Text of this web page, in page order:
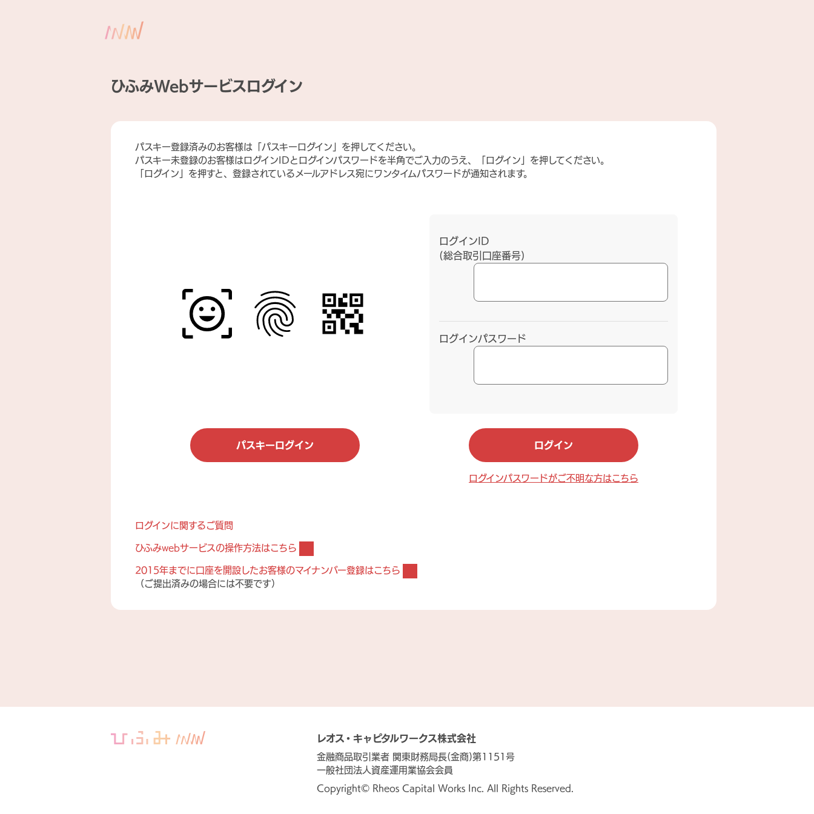
ひふみWebサービスログイン
パスキー登録済みのお客様は「パスキーログイン」を押してください。
パスキー未登録のお客様はログインIDとログインパスワードを半角でご入力のうえ、「ログイン」を押してください。
「ログイン」を押すと、登録されているメールアドレス宛にワンタイムパスワードが通知されます。
ログインID
(総合取引口座番号)
ログインパスワード
ログインパスワードがご不明な方はこちら
ログインに関するご質問
ひふみwebサービスの操作方法はこちら
2015年までに口座を開設したお客様のマイナンバー登録はこちら
（ご提出済みの場合には不要です）
レオス・キャピタルワークス株式会社
金融商品取引業者 関東財務局長(金商)第1151号
一般社団法人資産運用業協会会員
Copyright© Rheos Capital Works Inc. All Rights Reserved.